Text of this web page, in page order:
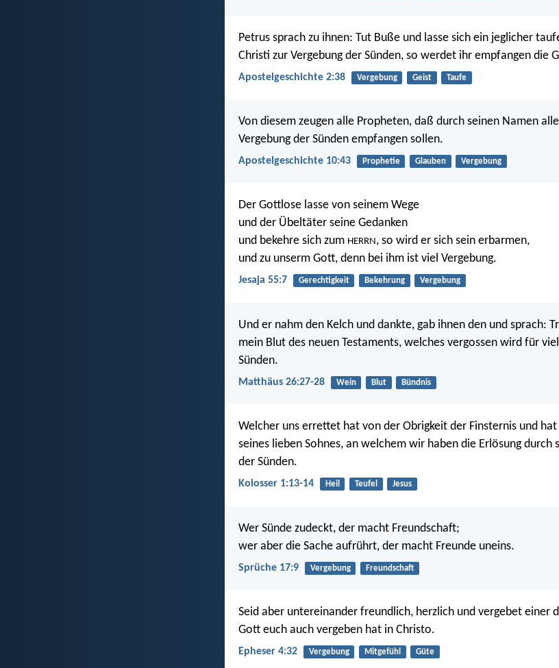
Petrus sprach zu ihnen: Tut Buße und lasse sich ein jeglicher
Christi zur Vergebung der Sünden, so werdet ihr empfangen die
Apostelgeschichte 2:38 Vergebung Geist Taufe
Von diesem zeugen alle Propheten, daß durch seinen Namen
Vergebung der Sünden empfangen sollen.
Apostelgeschichte 10:43 Prophetie Glauben Vergebung
Der Gottlose lasse von seinem Wege
und der Übeltäter seine Gedanken
und bekehre sich zum HERRN, so wird er sich sein erbarmen,
und zu unserm Gott, denn bei ihm ist viel Vergebung.
Jesaja 55:7 Gerechtigkeit Bekehrung Vergebung
Und er nahm den Kelch und dankte, gab ihnen den und sprach:
mein Blut des neuen Testaments, welches vergossen wird für
Sünden.
Matthäus 26:27-28 Wein Blut Bündnis
Welcher uns errettet hat von der Obrigkeit der Finsternis und
seines lieben Sohnes, an welchem wir haben die Erlösung durch
der Sünden.
Kolosser 1:13-14 Heil Teufel Jesus
Wer Sünde zudeckt, der macht Freundschaft;
wer aber die Sache aufrührt, der macht Freunde uneins.
Sprüche 17:9 Vergebung Freundschaft
Seid aber untereinander freundlich, herzlich und vergebet einer
Gott euch auch vergeben hat in Christo.
Epheser 4:32 Vergebung Mitgefühl Güte